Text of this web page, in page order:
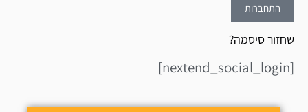
התחברות
שחזור סיסמה?
[nextend_social_login]